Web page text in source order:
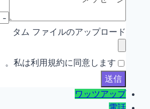
タム ファイルのアップロード
私は利用規約に同意します。
ワッツアップ